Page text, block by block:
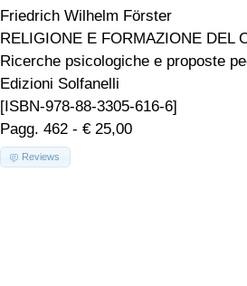
Friedrich Wilhelm Förster
RELIGIONE E FORMAZIONE DEL
Ricerche psicologiche e proposte
Edizioni Solfanelli
[ISBN-978-88-3305-616-6]
Pagg. 462 - € 25,00
Reviews